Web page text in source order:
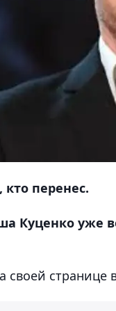
перенес.
Куценко уже
странице